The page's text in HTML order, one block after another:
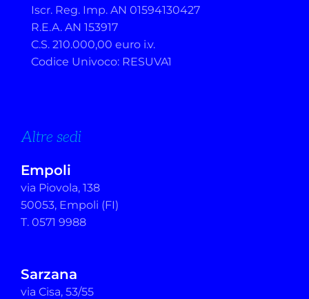
Iscr. Reg. Imp. AN 01594130427
R.E.A. AN 153917
C.S. 210.000,00 euro i.v.
Codice Univoco: RESUVA1
Altre sedi
Empoli
via Piovola, 138
50053, Empoli (FI)
T. 0571 9988
Sarzana
via Cisa, 53/55